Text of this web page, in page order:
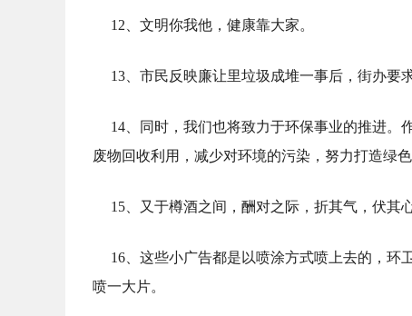
12、文明你我他，健康靠大家。
13、市民反映廉让里垃圾成堆一事后，街办要
14、同时，我们也将致力于环保事业的推进。
废物回收利用，减少对环境的污染，努力打造绿
15、又于樽酒之间，酬对之际，折其气，伏其
16、这些小广告都是以喷涂方式喷上去的，
喷一大片。